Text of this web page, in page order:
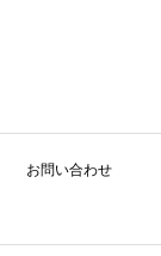
お問い合わせ